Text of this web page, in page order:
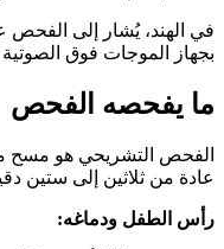
في الهند، يُشار إلى
بجهاز الموجات فوق
ما يفحصه الفحص
الفحص التشريحي هو مسح
عادة من ثلاثين إلى ستين
رأس الطفل ودماغه: